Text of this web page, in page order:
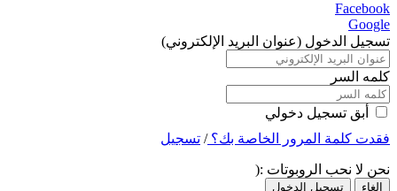
Facebook
Google
تسجيل الدخول (عنوان البريد الإلكتروني)
كلمه السر
أبق تسجيل دخولي
فقدت كلمة المرور الخاصة بك؟/ تسجيل
نحن لا نحب الروبوتات :(
إلغاء تسجيل الدخول